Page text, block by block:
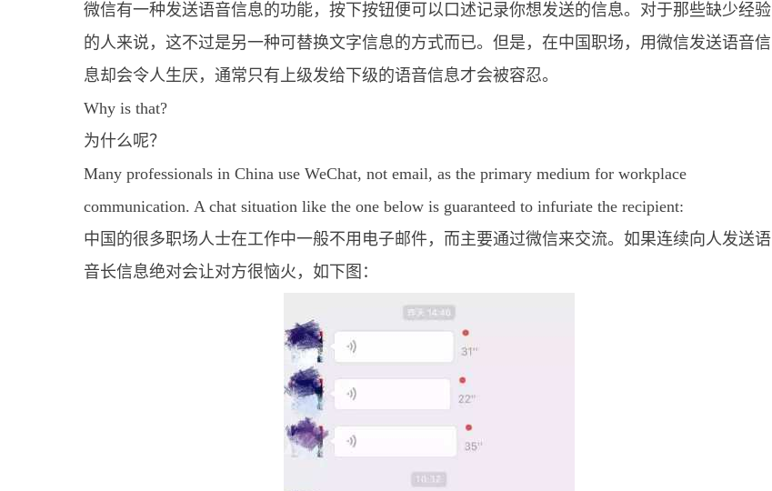
微信有一种发送语音信息的功能，按下按钮便可以口述记录你想发送的信息。对于那些缺少经验
的人来说，这不过是另一种可替换文字信息的方式而已。但是，在中国职场，用微信发送语音信
息却会令人生厌，通常只有上级发给下级的语音信息才会被容忍。
Why is that?
为什么呢？
Many professionals in China use WeChat, not email, as the primary medium for workplace
communication. A chat situation like the one below is guaranteed to infuriate the recipient:
中国的很多职场人士在工作中一般不用电子邮件，而主要通过微信来交流。如果连续向人发送语
音长信息绝对会让对方很恼火，如下图：